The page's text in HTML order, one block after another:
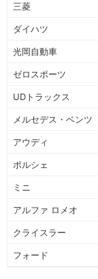
三菱
ダイハツ
光岡自動車
ゼロスポーツ
UDトラックス
メルセデス・ベンツ
アウディ
ポルシェ
ミニ
アルファ ロメオ
クライスラー
フォード